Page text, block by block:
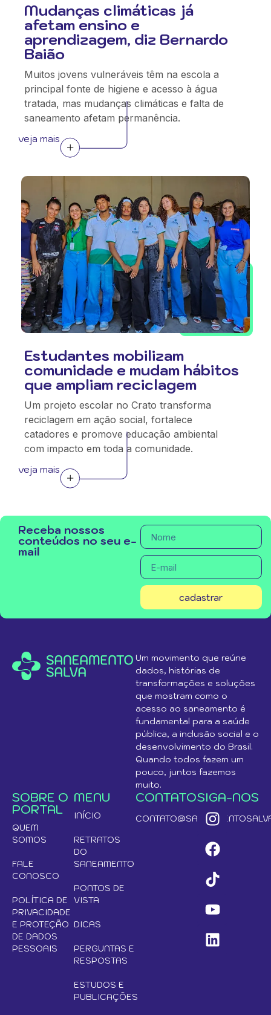
Mudanças climáticas já
afetam ensino e
aprendizagem, diz Bernardo
Baião
Muitos jovens vulneráveis têm na escola a
principal fonte de higiene e acesso à água
tratada, mas mudanças climáticas e falta de
saneamento afetam permanência.
veja mais
Estudantes mobilizam
comunidade e mudam hábitos
que ampliam reciclagem
Um projeto escolar no Crato transforma
reciclagem em ação social, fortalece
catadores e promove educação ambiental
com impacto em toda a comunidade.
veja mais
Receba nossos
conteúdos no seu e-
mail
cadastrar
Um movimento que reúne
dados, histórias de
transformações e soluções
que mostram como o
acesso ao saneamento é
fundamental para a saúde
pública, a inclusão social e o
desenvolvimento do Brasil.
Quando todos fazem um
pouco, juntos fazemos
muito.
SOBRE O
PORTAL
QUEM
SOMOS
FALE
CONOSCO
POLÍTICA DE
PRIVACIDADE
E PROTEÇÃO
DE DADOS
PESSOAIS
MENU
INÍCIO
RETRATOS
DO
SANEAMENTO
PONTOS DE
VISTA
DICAS
PERGUNTAS E
RESPOSTAS
ESTUDOS E
PUBLICAÇÕES
CONTATOSIGA-NOS